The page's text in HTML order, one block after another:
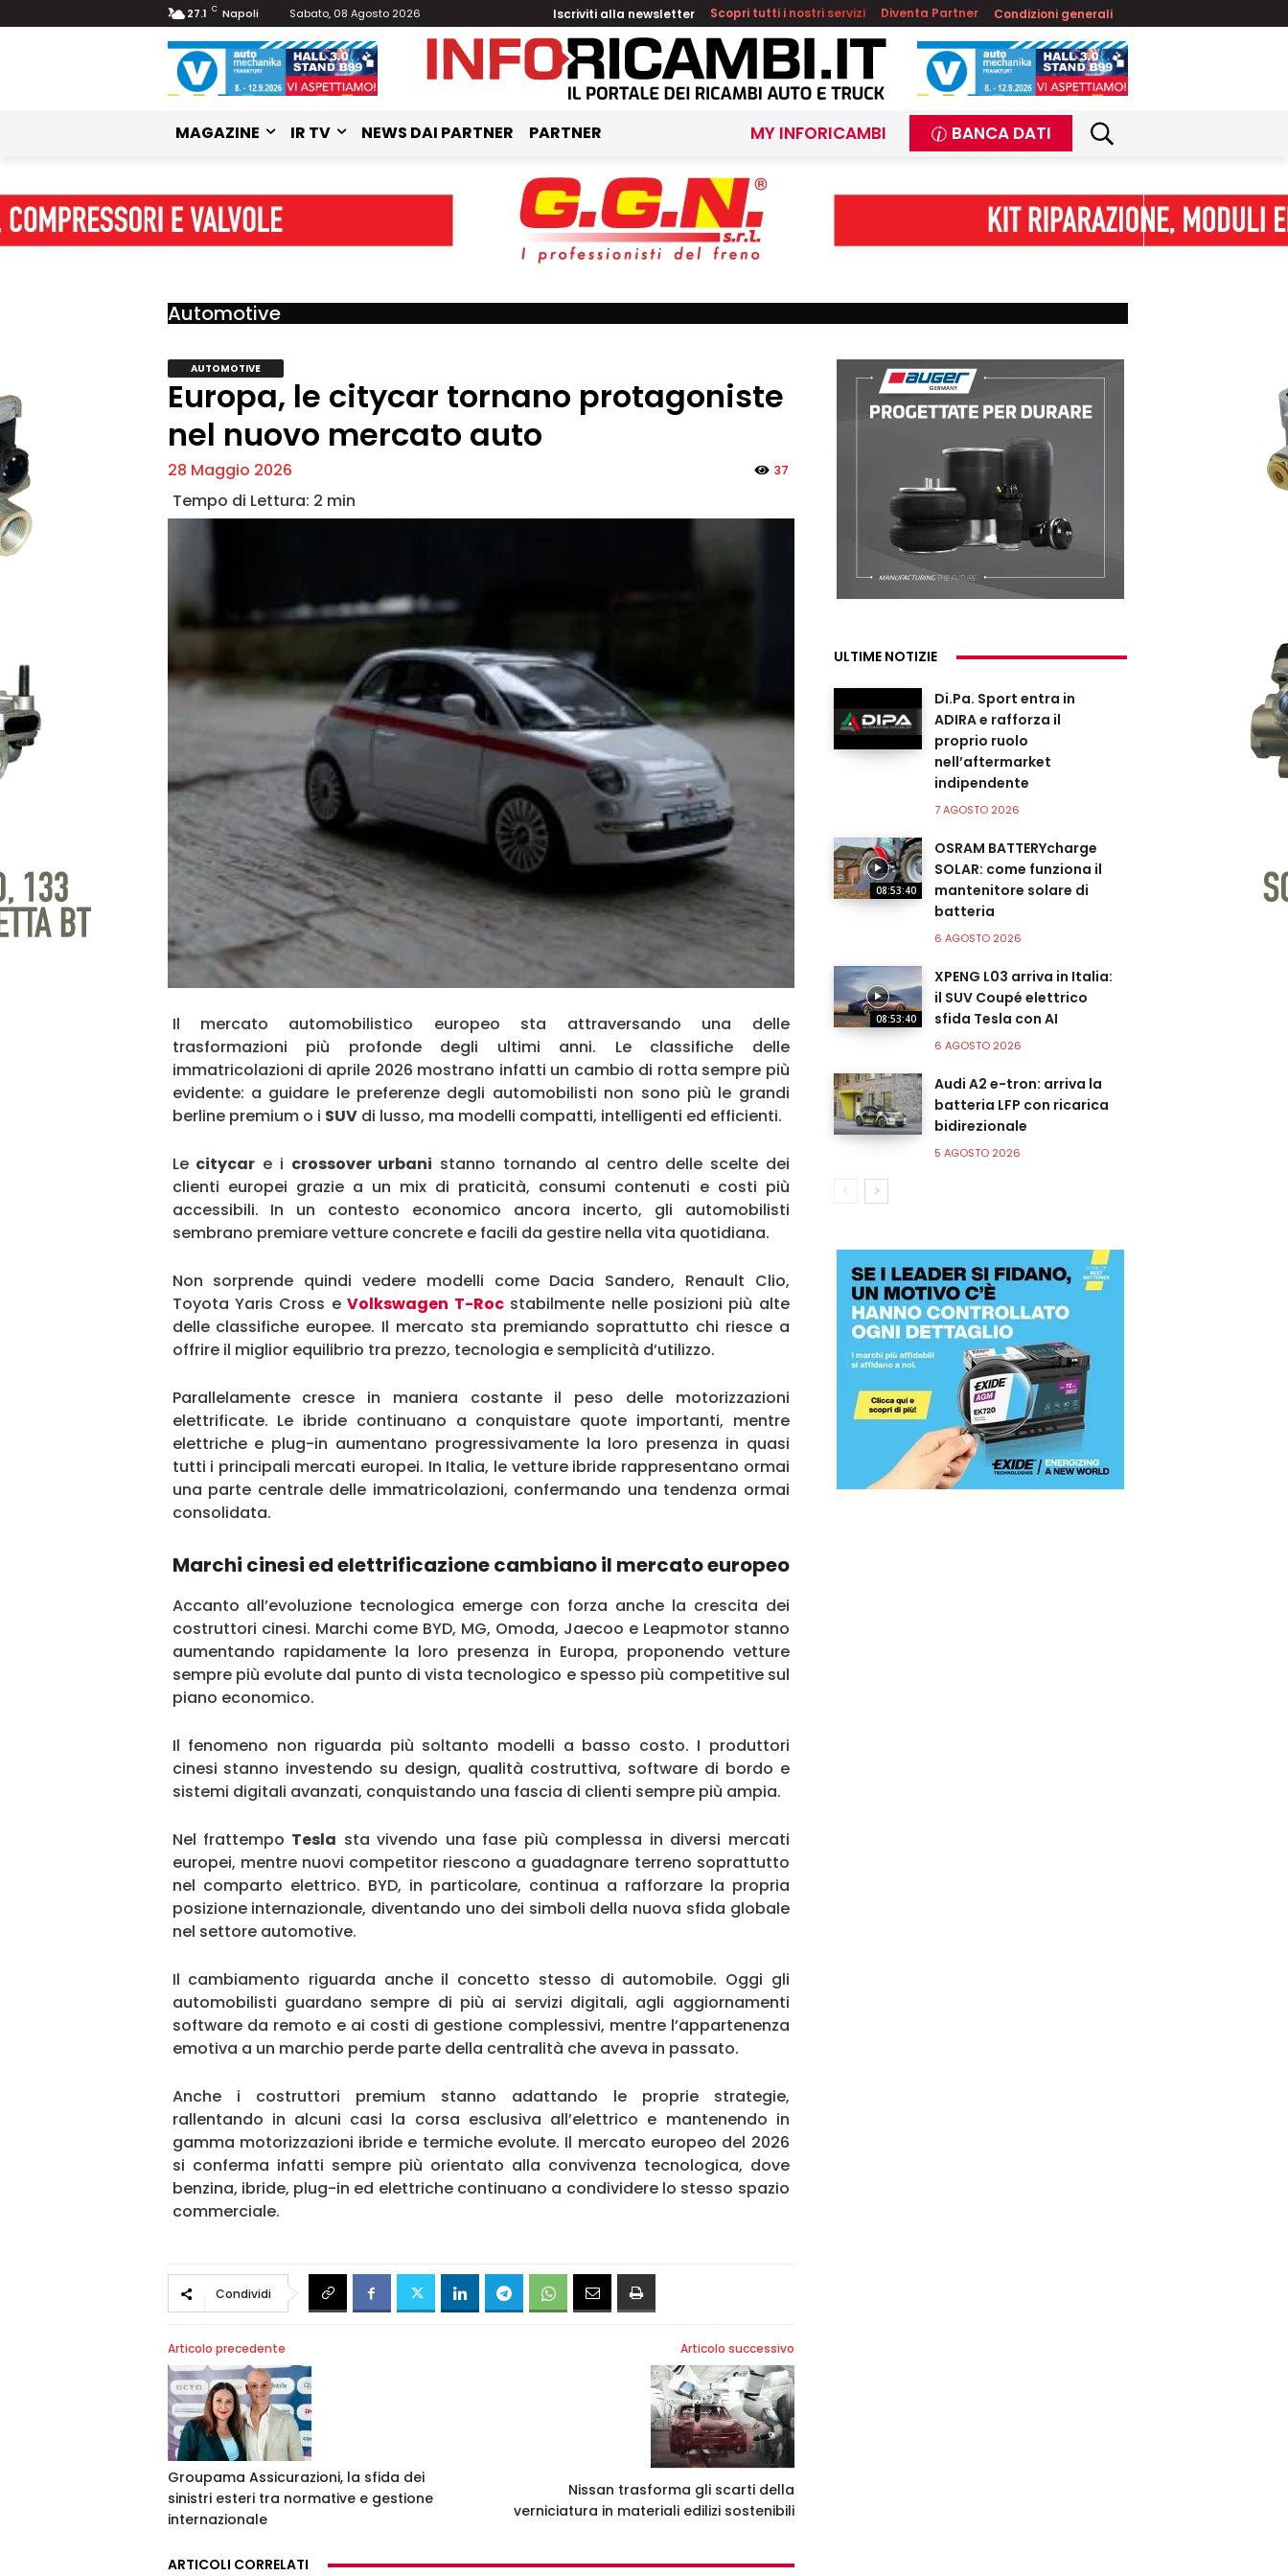
MY INFORICAMBI
Password
Accedi
27.1 C Napoli Sabato, 08 Agosto 2026 Iscriviti alla newsletter Scopri tutti i nostri servizi Diventa Partner Condizioni generali
MAGAZINE IR TV NEWS DAI PARTNER PARTNER MY INFORICAMBI BANCA DATI
Automotive
AUTOMOTIVE
Europa, le citycar tornano protagoniste
nel nuovo mercato auto
28 Maggio 2026 37
Il mercato automobilistico europeo sta attraversando una delle
trasformazioni più profonde degli ultimi anni. Le classifiche delle
immatricolazioni di aprile 2026 mostrano infatti un cambio di rotta sempre più
evidente: a guidare le preferenze degli automobilisti non sono più le grandi
berline premium o i SUVdi lusso, ma modelli compatti, intelligenti ed efficienti.
Le citycar e i crossover urbani stanno tornando al centro delle scelte dei
clienti europei grazie a un mix di praticità, consumi contenuti e costi più
accessibili. In un contesto economico ancora incerto, gli automobilisti
sembrano premiare vetture concrete e facili da gestire nella vita quotidiana.
Non sorprende quindi vedere modelli come Dacia Sandero, Renault Clio,
Toyota Yaris Cross eVolkswagen T-Rocstabilmente nelle posizioni più alte
delle classifiche europee. Il mercato sta premiando soprattutto chi riesce a
offrire il miglior equilibrio tra prezzo, tecnologia e semplicità d’utilizzo.
Parallelamente cresce in maniera costante il peso delle motorizzazioni
elettrificate. Le ibride continuano a conquistare quote importanti, mentre
elettriche e plug-in aumentano progressivamente la loro presenza in quasi
tutti i principali mercati europei. In Italia, le vetture ibride rappresentano ormai
una parte centrale delle immatricolazioni, confermando una tendenza ormai
consolidata.
Marchi cinesi ed elettrificazione cambiano il mercato europeo
Accanto all’evoluzione tecnologica emerge con forza anche la crescita dei
costruttori cinesi. Marchi come BYD, MG, Omoda, Jaecoo e Leapmotor stanno
aumentando rapidamente la loro presenza in Europa, proponendo vetture
sempre più evolute dal punto di vista tecnologico e spesso più competitive sul
piano economico.
Il fenomeno non riguarda più soltanto modelli a basso costo. I produttori
cinesi stanno investendo su design, qualità costruttiva, software di bordo e
sistemi digitali avanzati, conquistando una fascia di clienti sempre più ampia.
Nel frattempo Tesla sta vivendo una fase più complessa in diversi mercati
europei, mentre nuovi competitor riescono a guadagnare terreno soprattutto
nel comparto elettrico. BYD, in particolare, continua a rafforzare la propria
posizione internazionale, diventando uno dei simboli della nuova sfida globale
nel settore automotive.
Il cambiamento riguarda anche il concetto stesso di automobile. Oggi gli
automobilisti guardano sempre di più ai servizi digitali, agli aggiornamenti
software da remoto e ai costi di gestione complessivi, mentre l’appartenenza
emotiva a un marchio perde parte della centralità che aveva in passato.
Anche i costruttori premium stanno adattando le proprie strategie,
rallentando in alcuni casi la corsa esclusiva all’elettrico e mantenendo in
gamma motorizzazioni ibride e termiche evolute. Il mercato europeo del 2026
si conferma infatti sempre più orientato alla convivenza tecnologica, dove
benzina, ibride, plug-in ed elettriche continuano a condividere lo stesso spazio
commerciale.
Condividi
Articolo precedente
Groupama Assicurazioni, la sfida dei
sinistri esteri tra normative e gestione
internazionale
Articolo successivo
Nissan trasforma gli scarti della
verniciatura in materiali edilizi sostenibili
ARTICOLI CORRELATI
ULTIME NOTIZIE
Di.Pa. Sport entra in
ADIRA e rafforza il
proprio ruolo
nell’aftermarket
indipendente
7 AGOSTO 2026
08:53:40
OSRAM BATTERYcharge
SOLAR: come funziona il
mantenitore solare di
batteria
6 AGOSTO 2026
08:53:40
XPENG L03 arriva in Italia:
il SUV Coupé elettrico
sfida Tesla con AI
6 AGOSTO 2026
Audi A2 e-tron: arriva la
batteria LFP con ricarica
bidirezionale
5 AGOSTO 2026